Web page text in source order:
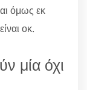
όμως εκ
οκ.
μία όχι